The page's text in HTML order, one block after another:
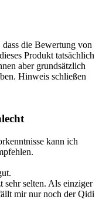
die Bewertung von
Produkt tatsächlich
aber grundsätzlich
Hinweis schließen
kann ich
sehr selten. Als einziger
mir nur noch der Qidi